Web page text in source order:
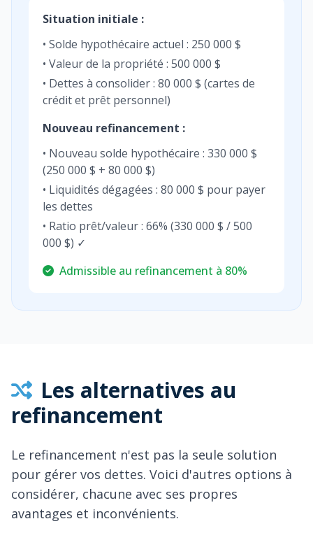
Situation initiale :
• Solde hypothécaire actuel : 250 000 $
• Valeur de la propriété : 500 000 $
• Dettes à consolider : 80 000 $ (cartes de
crédit et prêt personnel)
Nouveau refinancement :
• Nouveau solde hypothécaire : 330 000 $
(250 000 $ + 80 000 $)
• Liquidités dégagées : 80 000 $ pour payer
les dettes
• Ratio prêt/valeur : 66% (330 000 $ / 500
000 $) ✓
Admissible au refinancement à 80%
Les alternatives au
refinancement
Le refinancement n'est pas la seule solution
pour gérer vos dettes. Voici d'autres options à
considérer, chacune avec ses propres
avantages et inconvénients.